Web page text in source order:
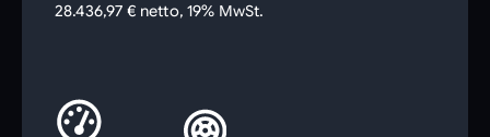
28.436,97 € netto, 19% MwSt.